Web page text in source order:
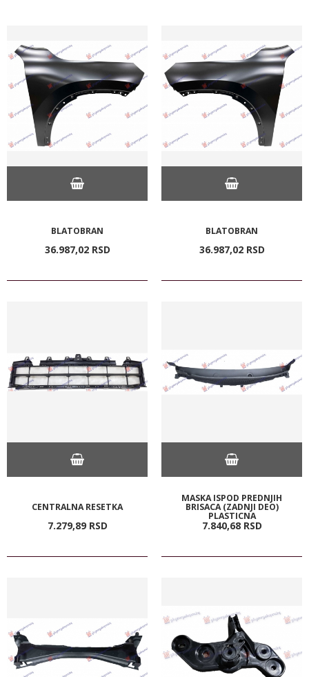
BLATOBRAN
36.987,02 RSD
BLATOBRAN
36.987,02 RSD
CENTRALNA RESETKA
7.279,89 RSD
MASKA ISPOD PREDNJIH
BRISACA (ZADNJI DEO)
PLASTICNA
7.840,68 RSD